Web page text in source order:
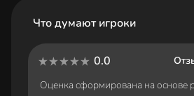
Что думают игроки
0.0
Оценка сформирована на основе